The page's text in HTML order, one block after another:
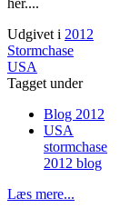
Udgivet i 2012
Stormchase
USA
Tagget under
Blog 2012
USA
stormchase
2012 blog
Læs mere...